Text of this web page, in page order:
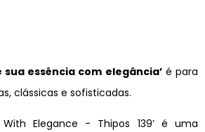
sua essência com elegância’é para
clássicas e sofisticadas.
With Elegance - Thipos 139’ é uma